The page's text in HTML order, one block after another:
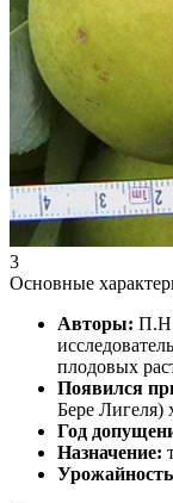
3
Основные
Авторы: П.Н.
плодовых
Появился
Бере
Год
Назначение: